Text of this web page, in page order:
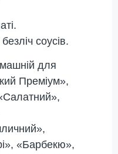
соусів.
для
Преміум»,
«Барбекю»,